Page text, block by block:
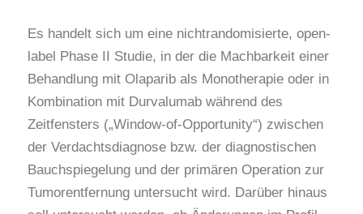
Es handelt sich um eine nichtrandomisierte, open-
label Phase II Studie, in der die Machbarkeit einer
Behandlung mit Olaparib als Monotherapie oder in
Kombination mit Durvalumab während des
Zeitfensters („Window-of-Opportunity“) zwischen
der Verdachtsdiagnose bzw. der diagnostischen
Bauchspiegelung und der primären Operation zur
Tumorentfernung untersucht wird. Darüber hinaus